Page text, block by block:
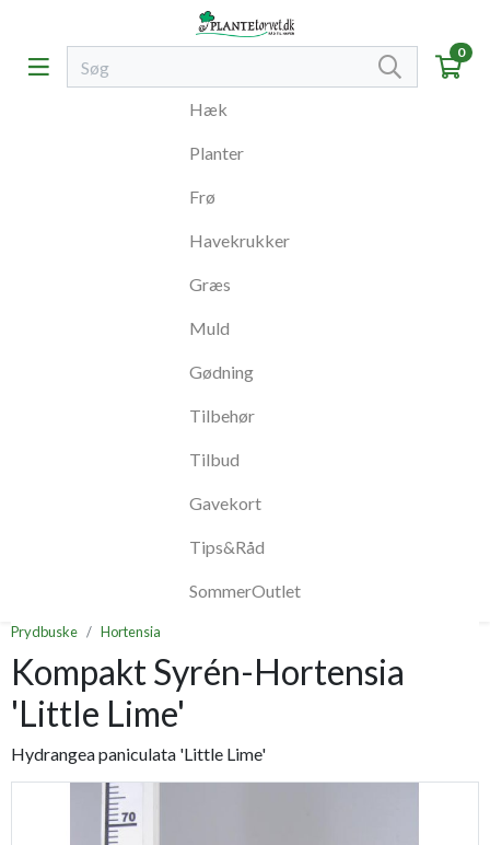
0
Hæk
Planter
Frø
Havekrukker
Græs
Muld
Gødning
Tilbehør
Tilbud
Gavekort
Tips&Råd
SommerOutlet
Prydbuske Hortensia
Kompakt Syrén-Hortensia
'Little Lime'
Hydrangea paniculata 'Little Lime'